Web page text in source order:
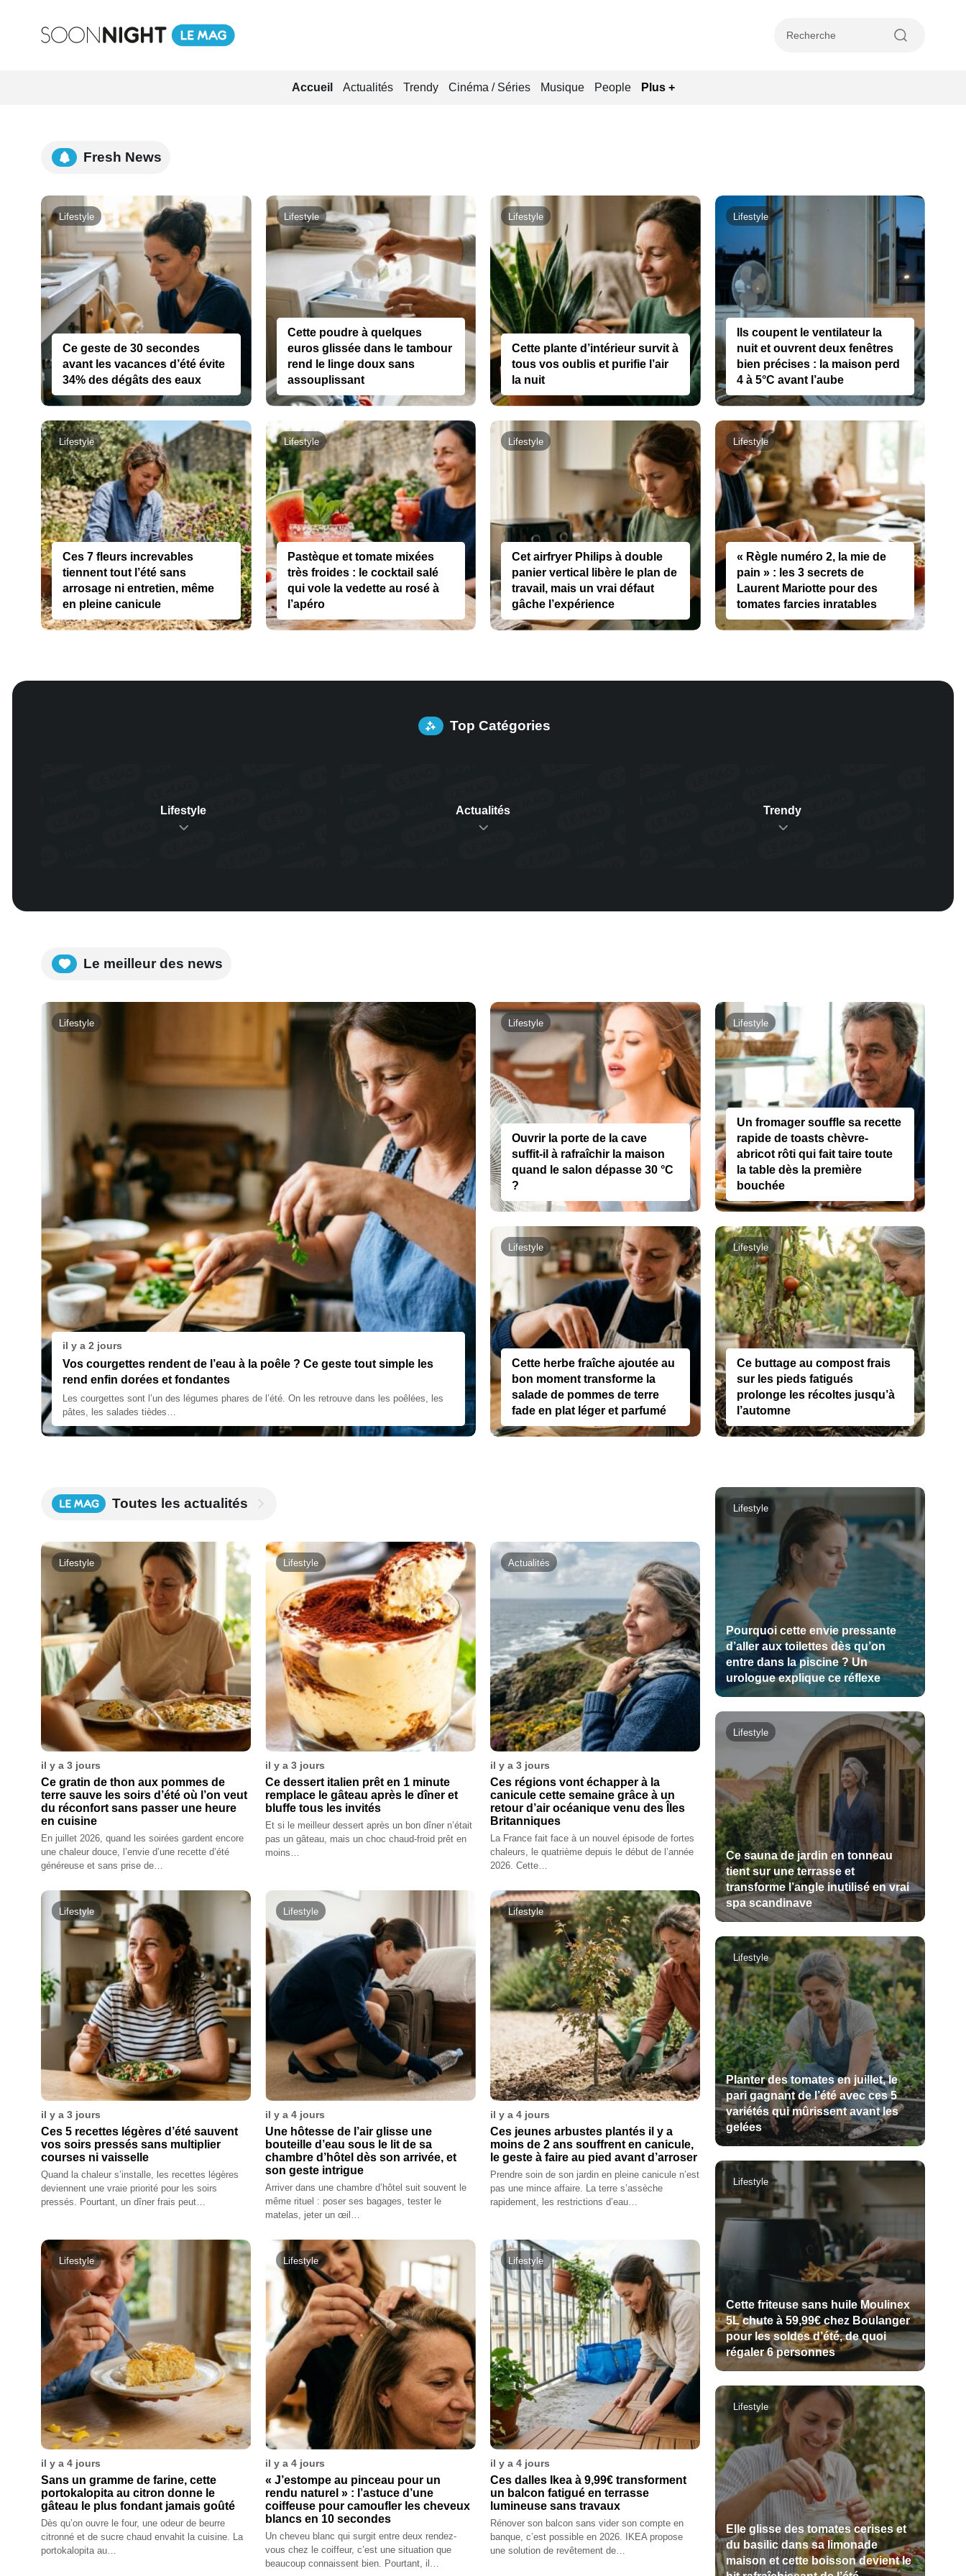
Accueil Actualités Trendy Cinéma / Séries Musique People Plus +
Fresh News
Lifestyle
Ce geste de 30 secondes
avant les vacances d’été évite
34% des dégâts des eaux
Lifestyle
Cette poudre à quelques
euros glissée dans le tambour
rend le linge doux sans
assouplissant
Lifestyle
Cette plante d’intérieur survit à
tous vos oublis et purifie l’air
la nuit
Lifestyle
Ils coupent le ventilateur la
nuit et ouvrent deux fenêtres
bien précises : la maison perd
4 à 5°C avant l’aube
Lifestyle
Ces 7 fleurs increvables
tiennent tout l’été sans
arrosage ni entretien, même
en pleine canicule
Lifestyle
Pastèque et tomate mixées
très froides : le cocktail salé
qui vole la vedette au rosé à
l’apéro
Lifestyle
Cet airfryer Philips à double
panier vertical libère le plan de
travail, mais un vrai défaut
gâche l’expérience
Lifestyle
« Règle numéro 2, la mie de
pain » : les 3 secrets de
Laurent Mariotte pour des
tomates farcies inratables
Top Catégories
Lifestyle Actualités Trendy
Le meilleur des news
Lifestyle
il y a 2 jours
Vos courgettes rendent de l’eau à la poêle ? Ce geste tout simple les
rend enfin dorées et fondantes
Les courgettes sont l’un des légumes phares de l’été. On les retrouve dans les poêlées, les
pâtes, les salades tièdes…
Lifestyle
Ouvrir la porte de la cave
suffit-il à rafraîchir la maison
quand le salon dépasse 30 °C
?
Lifestyle
Un fromager souffle sa recette
rapide de toasts chèvre-
abricot rôti qui fait taire toute
la table dès la première
bouchée
Lifestyle
Cette herbe fraîche ajoutée au
bon moment transforme la
salade de pommes de terre
fade en plat léger et parfumé
Lifestyle
Ce buttage au compost frais
sur les pieds fatigués
prolonge les récoltes jusqu’à
l’automne
Toutes les actualités
Lifestyle
il y a 3 jours
Ce gratin de thon aux pommes de
terre sauve les soirs d’été où l’on veut
du réconfort sans passer une heure
en cuisine
En juillet 2026, quand les soirées gardent encore
une chaleur douce, l’envie d’une recette d’été
généreuse et sans prise de…
Lifestyle
il y a 3 jours
Ce dessert italien prêt en 1 minute
remplace le gâteau après le dîner et
bluffe tous les invités
Et si le meilleur dessert après un bon dîner n’était
pas un gâteau, mais un choc chaud-froid prêt en
moins…
Actualités
il y a 3 jours
Ces régions vont échapper à la
canicule cette semaine grâce à un
retour d’air océanique venu des Îles
Britanniques
La France fait face à un nouvel épisode de fortes
chaleurs, le quatrième depuis le début de l’année
2026. Cette…
Lifestyle
il y a 3 jours
Ces 5 recettes légères d’été sauvent
vos soirs pressés sans multiplier
courses ni vaisselle
Quand la chaleur s’installe, les recettes légères
deviennent une vraie priorité pour les soirs
pressés. Pourtant, un dîner frais peut…
Lifestyle
il y a 4 jours
Une hôtesse de l’air glisse une
bouteille d’eau sous le lit de sa
chambre d’hôtel dès son arrivée, et
son geste intrigue
Arriver dans une chambre d’hôtel suit souvent le
même rituel : poser ses bagages, tester le
matelas, jeter un œil…
Lifestyle
il y a 4 jours
Ces jeunes arbustes plantés il y a
moins de 2 ans souffrent en canicule,
le geste à faire au pied avant d’arroser
Prendre soin de son jardin en pleine canicule n’est
pas une mince affaire. La terre s’assèche
rapidement, les restrictions d’eau…
Lifestyle
il y a 4 jours
Sans un gramme de farine, cette
portokalopita au citron donne le
gâteau le plus fondant jamais goûté
Dès qu’on ouvre le four, une odeur de beurre
citronné et de sucre chaud envahit la cuisine. La
portokalopita au…
Lifestyle
il y a 4 jours
« J’estompe au pinceau pour un
rendu naturel » : l’astuce d’une
coiffeuse pour camoufler les cheveux
blancs en 10 secondes
Un cheveu blanc qui surgit entre deux rendez-
vous chez le coiffeur, c’est une situation que
beaucoup connaissent bien. Pourtant, il…
Lifestyle
il y a 4 jours
Ces dalles Ikea à 9,99€ transforment
un balcon fatigué en terrasse
lumineuse sans travaux
Rénover son balcon sans vider son compte en
banque, c’est possible en 2026. IKEA propose
une solution de revêtement de…
Lifestyle
Pourquoi cette envie pressante
d’aller aux toilettes dès qu’on
entre dans la piscine ? Un
urologue explique ce réflexe
Lifestyle
Ce sauna de jardin en tonneau
tient sur une terrasse et
transforme l’angle inutilisé en vrai
spa scandinave
Lifestyle
Planter des tomates en juillet, le
pari gagnant de l’été avec ces 5
variétés qui mûrissent avant les
gelées
Lifestyle
Cette friteuse sans huile Moulinex
5L chute à 59,99€ chez Boulanger
pour les soldes d’été, de quoi
régaler 6 personnes
Lifestyle
Elle glisse des tomates cerises et
du basilic dans sa limonade
maison et cette boisson devient le